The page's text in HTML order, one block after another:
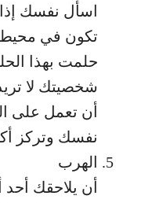
اسأل نفسك
تكون في محيطك
حلمت بهذا
شخصيتك لا
أن تعمل على
نفسك وتركز
الهرب
أن يلاحقك